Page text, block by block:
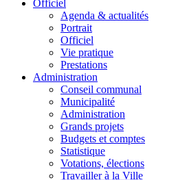
Officiel
Agenda & actualités
Portrait
Officiel
Vie pratique
Prestations
Administration
Conseil communal
Municipalité
Administration
Grands projets
Budgets et comptes
Statistique
Votations, élections
Travailler à la Ville